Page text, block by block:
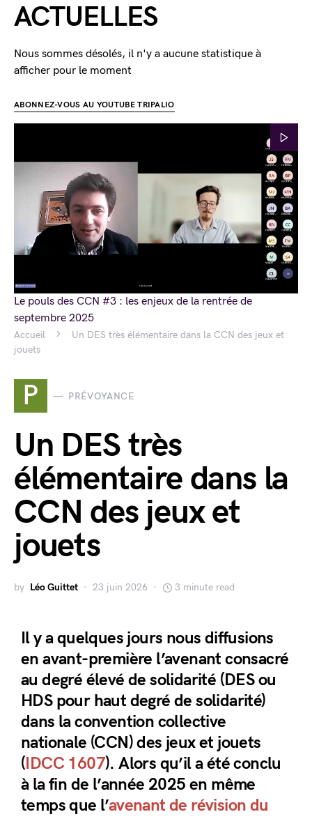
Accueil
Un DES très élémentaire dans la CCN des jeux et
jouets
P PRÉVOYANCE
Un DES très
élémentaire dans la
CCN des jeux et
jouets
by Léo Guittet 23 juin 2026 3 minute read
Il y a quelques jours nous diffusions
en avant-première l’avenant consacré
au degré élevé de solidarité (DES ou
HDS pour haut degré de solidarité)
dans la convention collective
nationale (CCN) des jeux et jouets
(IDCC 1607). Alors qu’il a été conclu
à la fin de l’année 2025 en même
temps que l’avenant de révision du
ACTUELLES
Nous sommes désolés, il n'y a aucune statistique à
afficher pour le moment
ABONNEZ-VOUS AU YOUTUBE TRIPALIO
Le pouls des CCN #3 : les enjeux de la rentrée de
septembre 2025